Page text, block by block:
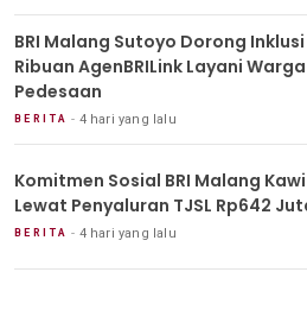
BRI Malang Sutoyo Dorong
Ribuan AgenBRILink Layani
Pedesaan
BERITA 4 hari yang lalu
Komitmen Sosial BRI Malang
Lewat Penyaluran TJSL Rp642
BERITA 4 hari yang lalu